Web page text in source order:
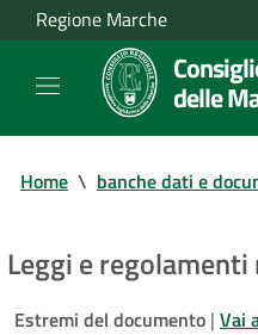
Regione Marche
delle
Home \ banche dati e
Leggi e
Estremi del documento | Vai